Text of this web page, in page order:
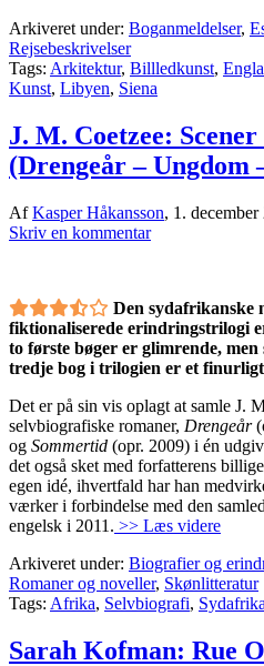
Arkiveret under: Boganmeldelser,
Rejsebeskrivelser
Tags: Arkitektur, Billledkunst,
Kunst, Libyen, Siena
J. M. Coetzee:
(Drengeår – Ungdom
AfKasper Håkansson, 1. december
Skriv en kommentar
Den sydafrikanske
fiktionaliserede erindringstrilogi
to første bøger er glimrende, men
tredje bog i trilogien er et
Det er på sin vis oplagt at samle J.
selvbiografiske romaner, Drengeår
og Sommertid (opr. 2009) i én
det også sket med forfatterens
egen idé, ihvertfald har han
værker i forbindelse med den
engelsk i 2011. >> Læs videre
Arkiveret under: Biografier og
Romaner og noveller, Skønlitteratur
Tags: Afrika, Selvbiografi, Sydafrika
Sarah Kofman: Rue